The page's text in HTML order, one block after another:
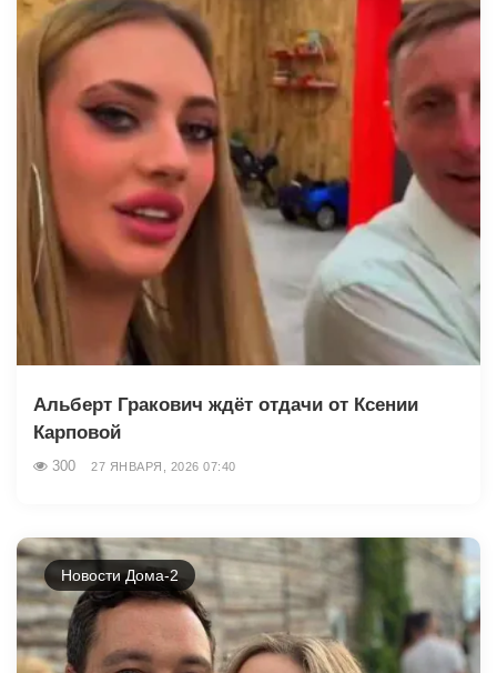
Альберт Гракович ждёт отдачи от Ксении
Карповой
300 27 ЯНВАРЯ, 2026 07:40
Новости Дома-2